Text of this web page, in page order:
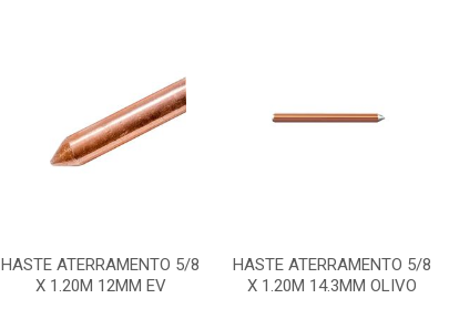
HASTE ATERRAMENTO 5/8
X 1.20M 12MM EV
HASTE ATERRAMENTO 5/8
X 1.20M 14.3MM OLIVO